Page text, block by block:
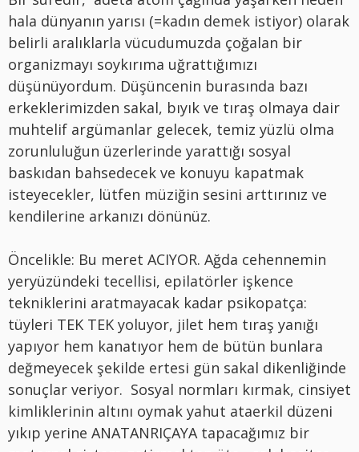
hala dünyanın yarısı (=kadın demek istiyor) olarak
belirli aralıklarla vücudumuzda çoğalan bir
organizmayı soykırıma uğrattığımızı
düşünüyordum. Düşüncenin burasında bazı
erkeklerimizden sakal, bıyık ve tıraş olmaya dair
muhtelif argümanlar gelecek, temiz yüzlü olma
zorunluluğun üzerlerinde yarattığı sosyal
baskıdan bahsedecek ve konuyu kapatmak
isteyecekler, lütfen müziğin sesini arttırınız ve
kendilerine arkanızı dönünüz.
Öncelikle: Bu meret ACIYOR. Ağda cehennemin
yeryüzündeki tecellisi, epilatörler işkence
tekniklerini aratmayacak kadar psikopatça:
tüyleri TEK TEK yoluyor, jilet hem tıraş yanığı
yapıyor hem kanatıyor hem de bütün bunlara
değmeyecek şekilde ertesi gün sakal dikenliğinde
sonuçlar veriyor. Sosyal normları kırmak, cinsiyet
kimliklerinin altını oymak yahut ataerkil düzeni
yıkıp yerine ANATANRIÇAYA tapacağımız bir